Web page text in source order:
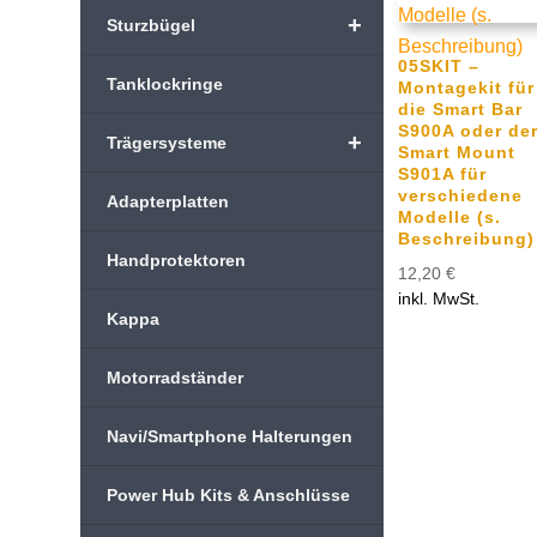
+
Sturzbügel
Tanklockringe
+
Trägersysteme
Adapterplatten
Handprotektoren
Kappa
Motorradständer
Navi/Smartphone Halterungen
Power Hub Kits & Anschlüsse
05SKIT –
Montagekit für
die Smart Bar
S900A oder der
Smart Mount
S901A für
verschiedene
Modelle (s.
Beschreibung)
12,20 €
inkl. MwSt.